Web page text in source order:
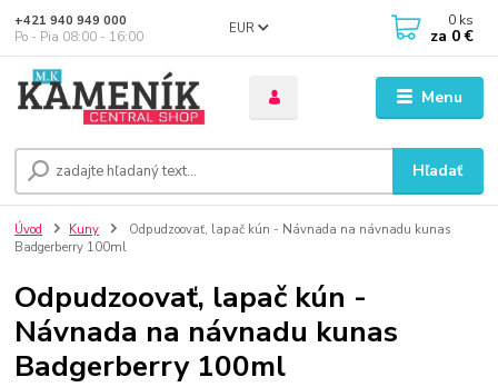
Menu
EUR
Hľadať
+421 940 949 000
Po - Pia 08:00 - 16:00
0 ks
za 0 €
Úvod Kuny
Odpudzoovať, lapač kún - Návnada na návnadu kunas
Badgerberry 100ml
Odpudzoovať, lapač kún -
Návnada na návnadu kunas
Badgerberry 100ml